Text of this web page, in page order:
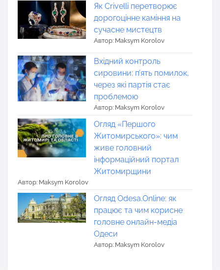
Як Crivelli перетворює
дорогоцінне каміння на
сучасне мистецтв
Автор: Maksym Korolov
Вхідний контроль
сировини: п’ять помилок,
через які партія стає
проблемою
Автор: Maksym Korolov
Огляд «Першого
Житомирського»: чим
живе головний
інформаційний портал
Житомирщини
Автор: Maksym Korolov
Огляд Odesa.Online: як
працює та чим корисне
головне онлайн-медіа
Одеси
Автор: Maksym Korolov